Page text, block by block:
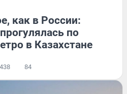
как в России:
по
в Казахстане
84